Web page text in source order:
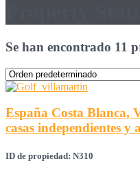
Se han encontrado 11
España Costa Blanca,
casas independientes y
ID de propiedad: N310